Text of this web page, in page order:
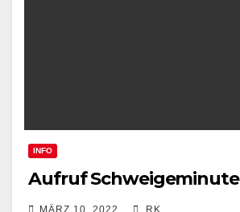
INFO
Aufruf Schweigeminute
MÄRZ 10, 2022 RK